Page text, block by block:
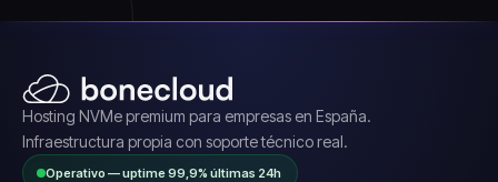
Hosting NVMe premium para empresas en España.
Infraestructura propia con soporte técnico real.
Operativo — uptime 99,9% últimas 24h